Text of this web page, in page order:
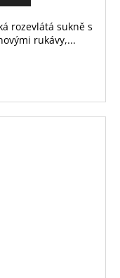
rozevlátá sukně s
rukávy,...